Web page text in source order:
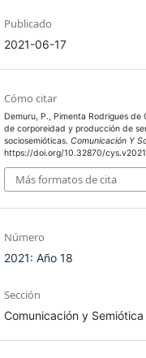
Publicado
2021-06-17
Cómo citar
Demuru, P., Pimenta Rodrigues de
de corporeidad y producción de
sociosemióticas. Comunicación Y
https://doi.org/10.32870/
Más formatos de cita
Número
2021: Año 18
Sección
Comunicación y Semiótica